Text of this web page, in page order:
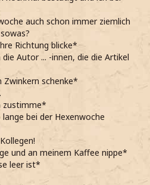
auch schon immer ziemlich
Richtung blicke*
Autor ... -innen, die die Artikel
Zwinkern schenke*
zustimme*
bei der Hexenwoche
und an meinem Kaffee nippe*
leer ist*